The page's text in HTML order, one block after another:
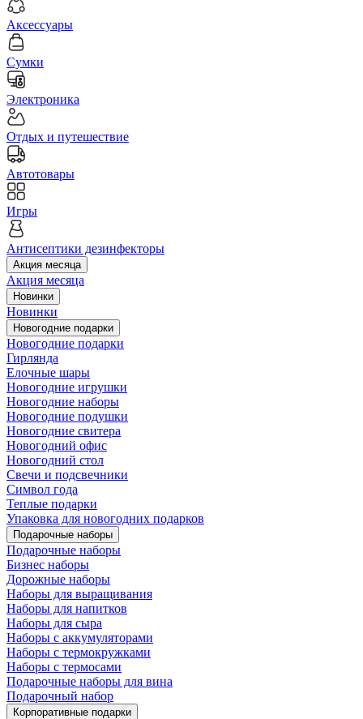
Аксессуары
Сумки
Электроника
Отдых и путешествие
Автотовары
Игры
Антисептики дезинфекторы
Акция месяца
Акция месяца
Новинки
Новинки
Новогодние подарки
Новогодние подарки
Гирлянда
Елочные шары
Новогодние игрушки
Новогодние наборы
Новогодние подушки
Новогодние свитера
Новогодний офис
Новогодний стол
Свечи и подсвечники
Символ года
Теплые подарки
Упаковка для новогодних подарков
Подарочные наборы
Подарочные наборы
Бизнес наборы
Дорожные наборы
Наборы для выращивания
Наборы для напитков
Наборы для сыра
Наборы с аккумуляторами
Наборы с термокружками
Наборы с термосами
Подарочные наборы для вина
Подарочный набор
Корпоративные подарки